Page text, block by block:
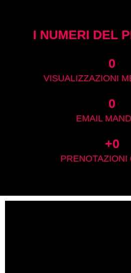
I NUMERI DEL
VISUALIZZAZIONI
0
EMAIL
0
PRENOTAZIONI
+0